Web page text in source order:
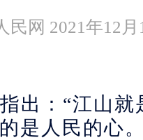
民网 2021年12月
出：“江山
是人民的心